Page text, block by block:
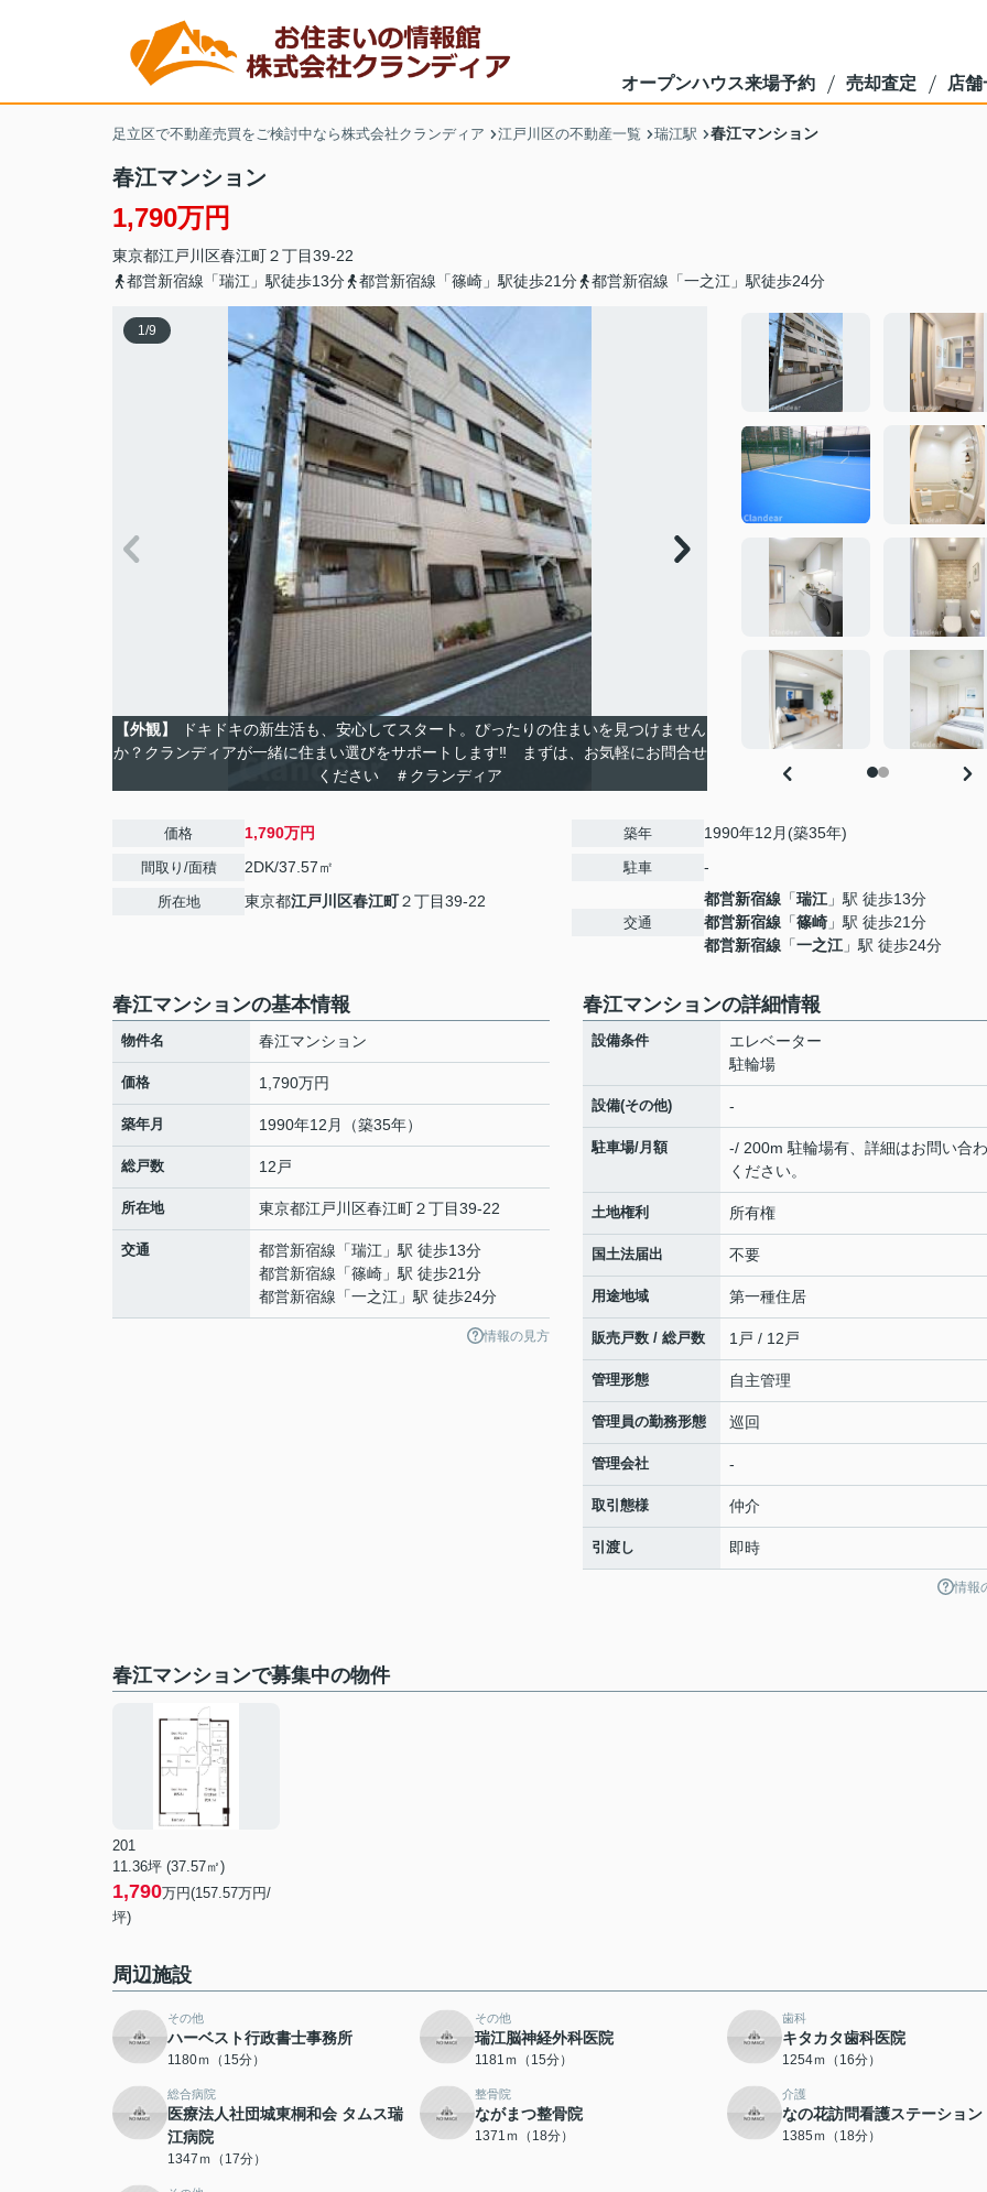
オープンハウス来場予約 売却査定 店舗
足立区で不動産売買をご検討中なら株式会社クランディア 江戸川区の不動産一覧 瑞江駅 春江マンション
春江マンション
1,790万円
東京都江戸川区春江町２丁目39-22
都営新宿線「瑞江」駅徒歩13分
都営新宿線「篠崎」駅徒歩21分 都営新宿線「一之江」駅徒歩24分
1/9
【外観】
ドキドキの新生活も、安心してスタート。ぴったりの住まいを見つけません
か？クランディアが一緒に住まい選びをサポートします‼ まずは、お気軽にお問合せ
ください ＃クランディア
価格 1,790万円
間取り/面積 2DK/37.57㎡
所在地 東京都江戸川区春江町２丁目39-22
築年 1990年12月(築35年)
駐車 -
交通
都営新宿線 「瑞江 」駅 徒歩13分
都営新宿線 「篠崎 」駅 徒歩21分
都営新宿線 「一之江 」駅 徒歩24分
春江マンションの基本情報
物件名 春江マンション
価格 1,790万円
築年月 1990年12月（築35年）
総戸数 12戸
所在地 東京都江戸川区春江町２丁目39-22
交通 都営新宿線 「瑞江 」駅 徒歩13分
都営新宿線 「篠崎 」駅 徒歩21分
都営新宿線 「一之江 」駅 徒歩24分
情報の見方
春江マンションの詳細情報
設備条件
エレベーター
駐輪場
設備(その他) -
駐車場/月額
-/ 200m 駐輪場有、詳細はお問い合
ください。
土地権利 所有権
国土法届出 不要
用途地域 第一種住居
販売戸数 / 総戸数 1戸 / 12戸
管理形態 自主管理
管理員の勤務形態 巡回
管理会社 -
取引態様 仲介
引渡し 即時
情報
春江マンションで募集中の物件
201
11.36坪 (37.57㎡)
1,790万円(157.57万円/
坪)
周辺施設
その他
ハーベスト行政書士事務所
1180ｍ（15分）
その他
瑞江脳神経外科医院
1181ｍ（15分）
歯科
キタカタ歯科医院
1254ｍ（16分）
総合病院
医療法人社団城東桐和会 タムス瑞
江病院
1347ｍ（17分）
整骨院
ながまつ整骨院
1371ｍ（18分）
介護
なの花訪問看護ステーション
1385ｍ（18分）